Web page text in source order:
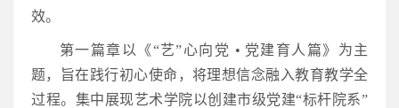
效。
第一篇章以《“艺”心向党 • 党建育人篇》为主
题，旨在践行初心使命，将理想信念融入教育教学全
过程。集中展现艺术学院以创建市级党建“标杆院系”